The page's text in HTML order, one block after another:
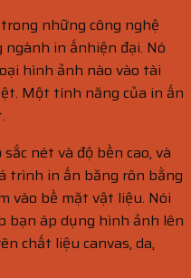
những công nghệ
in ấnhiện đại. Nó
hình ảnh nào vào tài
Một tính năng của in ấn
nét và độ bền cao, và
trình in ấn băng rôn bằng
vào bề mặt vật liệu. Nói
bạn áp dụng hình ảnh lên
chất liệu canvas, da,